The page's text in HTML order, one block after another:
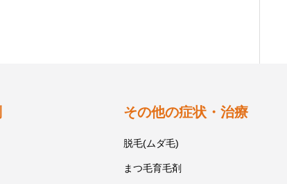
その他の症状・治療
脱毛(ムダ毛)
まつ毛育毛剤